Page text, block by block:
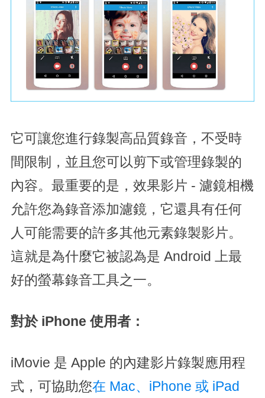
它可讓您進行錄製高品質錄音，不受時
間限制，並且您可以剪下或管理錄製的
內容。最重要的是，效果影片 - 濾鏡相機
允許您為錄音添加濾鏡，它還具有任何
人可能需要的許多其他元素錄製影片。
這就是為什麼它被認為是 Android 上最
好的螢幕錄音工具之一。
對於 iPhone 使用者：
iMovie 是 Apple 的內建影片錄製應用程
式，可協助您在 Mac、iPhone 或 iPad